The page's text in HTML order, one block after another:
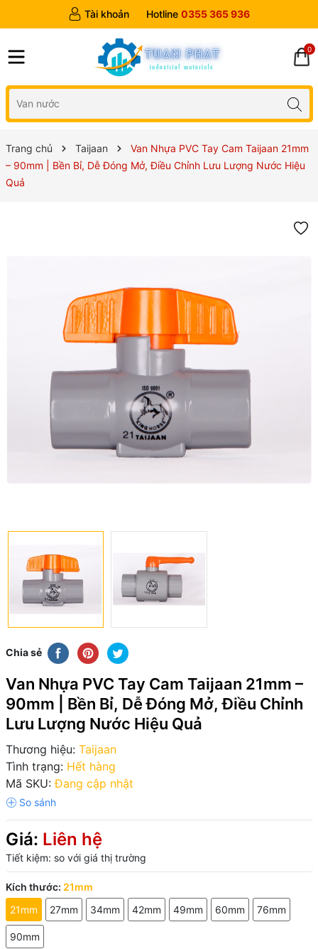
Tài khoản Hotline 0355 365 936
0
Trang chủ Taijaan
Van Nhựa PVC Tay Cam Taijaan 21mm
– 90mm | Bền Bỉ, Dễ Đóng Mở, Điều Chỉnh Lưu Lượng Nước Hiệu
Quả
Chia sẻ
Van Nhựa PVC Tay Cam Taijaan 21mm –
90mm | Bền Bỉ, Dễ Đóng Mở, Điều Chỉnh
Lưu Lượng Nước Hiệu Quả
Thương hiệu: Taijaan
Tình trạng: Hết hàng
Mã SKU: Đang cập nhật
Giá: Liên hệ
Tiết kiệm: so với giá thị trường
Kích thước: 21mm
21mm
27mm 34mm 42mm 49mm 60mm 76mm
90mm